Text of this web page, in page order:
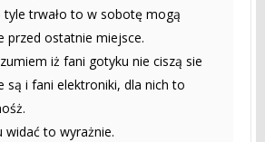
trwało to w sobotę mogą
przed ostatnie miejsce.
iż fani gotyku nie ciszą sie
są i fani elektroniki, dla nich to
widać to wyrażnie.